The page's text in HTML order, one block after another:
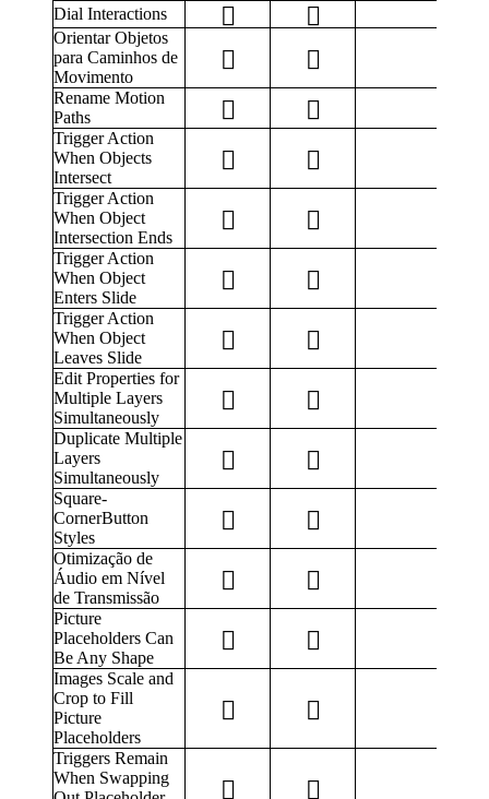
Dial Interactions
Orientar Objetos
para Caminhos de
Movimento
Rename Motion
Paths
Trigger Action
When Objects
Intersect
Trigger Action
When Object
Intersection Ends
Trigger Action
When Object
Enters Slide
Trigger Action
When Object
Leaves Slide
Edit Properties for
Multiple Layers
Simultaneously
Duplicate Multiple
Layers
Simultaneously
Square-
CornerButton
Styles
Otimização de
Áudio em Nível
de Transmissão
Picture
Placeholders Can
Be Any Shape
Images Scale and
Crop to Fill
Picture
Placeholders
Triggers Remain
When Swapping